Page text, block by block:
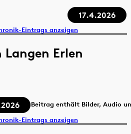
17.4.2026
Eintrags anzeigen
Langen Erlen
Beitrag enthält Bilder, Audio
Eintrags anzeigen